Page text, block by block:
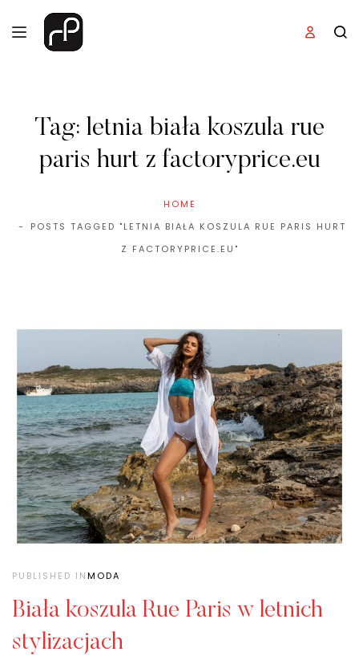
Tag: letnia biała koszula rue
paris hurt z factoryprice.eu
HOME
POSTS TAGGED "LETNIA BIAŁA KOSZULA RUE PARIS HURT
Z FACTORYPRICE.EU"
PUBLISHED INMODA
Biała koszula Rue Paris w letnich
stylizacjach